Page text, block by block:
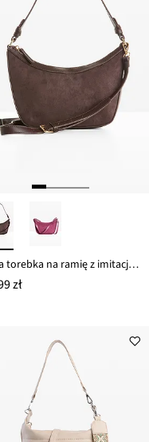
Mała torebka na ramię z imitacji skóry zamszowej
zł